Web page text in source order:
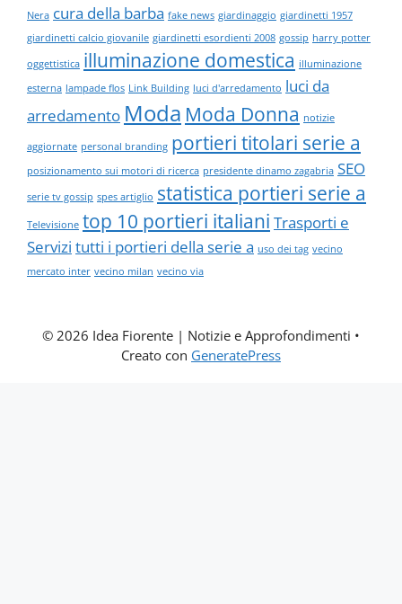
Nera cura della barba fake news giardinaggio giardinetti 1957
giardinetti calcio giovanile giardinetti esordienti 2008 gossip harry potter
oggettistica illuminazione domestica illuminazione
esterna lampade flos Link Building luci d'arredamento luci da
arredamento Moda Moda Donna notizie
aggiornate personal branding portieri titolari serie a
posizionamento sui motori di ricerca presidente dinamo zagabria SEO
serie tv gossip spes artiglio statistica portieri serie a
Televisione top 10 portieri italiani Trasporti e
Servizi tutti i portieri della serie a uso dei tag vecino
mercato inter vecino milan vecino via
© 2026 Idea Fiorente | Notizie e Approfondimenti •
Creato con GeneratePress